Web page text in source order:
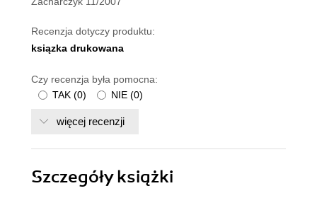
Recenzja dotyczy produktu:
ksiązka drukowana
Czy recenzja była pomocna:
TAK (0) NIE (0)
więcej recenzji
Szczegółyksiążki